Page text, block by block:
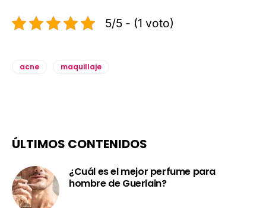
5/5 - (1 voto)
acne maquillaje
ÚLTIMOS CONTENIDOS
¿Cuál es el mejor perfume para
hombre de Guerlain?